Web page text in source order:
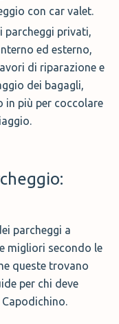
con car valet.
parcheggi privati,
ed esterno,
di riparazione e
dei bagagli,
in più per coccolare
parcheggi a
migliori secondo le
queste trovano
per chi deve